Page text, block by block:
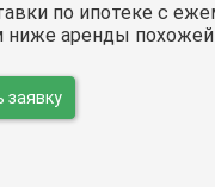
по ипотеке с
ниже аренды
заявку